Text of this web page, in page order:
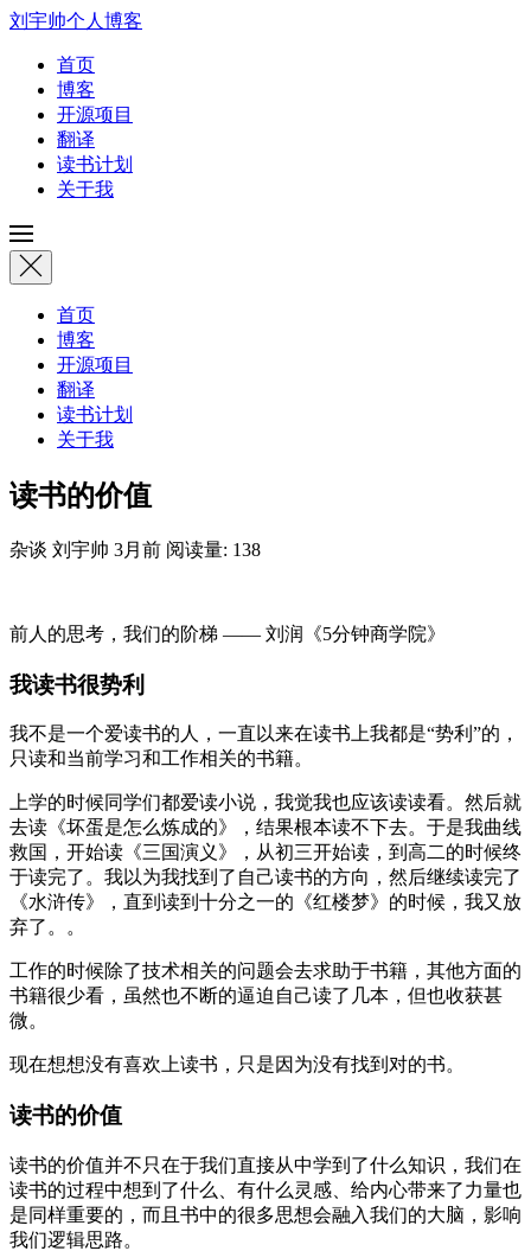
刘宇帅个人博客
首页
博客
开源项目
翻译
读书计划
关于我
首页
博客
开源项目
翻译
读书计划
关于我
读书的价值
杂谈 刘宇帅 3月前 阅读量: 138
前人的思考，我们的阶梯 —— 刘润《5分钟商学院》
我读书很势利
我不是一个爱读书的人，一直以来在读书上我都是“势利”的，
只读和当前学习和工作相关的书籍。
上学的时候同学们都爱读小说，我觉我也应该读读看。然后就
去读《坏蛋是怎么炼成的》，结果根本读不下去。于是我曲线
救国，开始读《三国演义》，从初三开始读，到高二的时候终
于读完了。我以为我找到了自己读书的方向，然后继续读完了
《水浒传》，直到读到十分之一的《红楼梦》的时候，我又放
弃了。。
工作的时候除了技术相关的问题会去求助于书籍，其他方面的
书籍很少看，虽然也不断的逼迫自己读了几本，但也收获甚
微。
现在想想没有喜欢上读书，只是因为没有找到对的书。
读书的价值
读书的价值并不只在于我们直接从中学到了什么知识，我们在
读书的过程中想到了什么、有什么灵感、给内心带来了力量也
是同样重要的，而且书中的很多思想会融入我们的大脑，影响
我们逻辑思路。